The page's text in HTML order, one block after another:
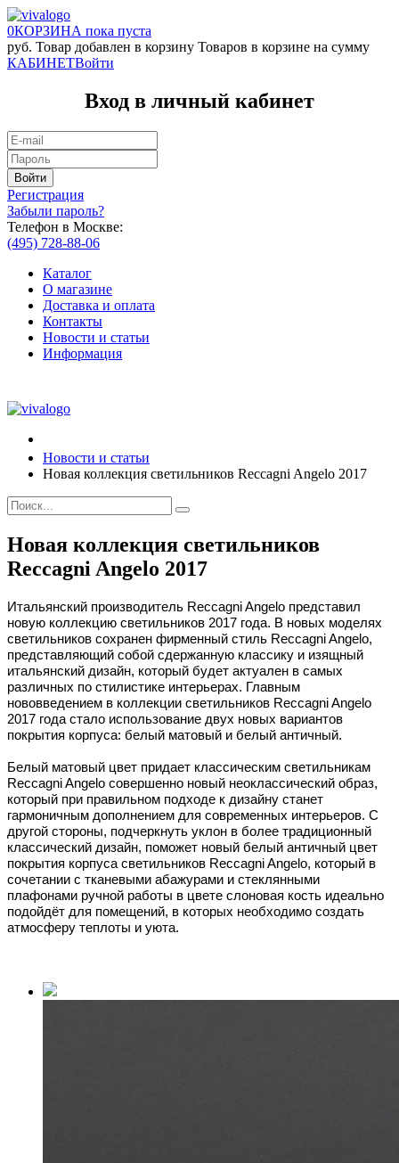
0КОРЗИНА пока пуста
руб. Товар добавлен в корзину Товаров в корзине на сумму
КАБИНЕТВойти
Вход в личный кабинет
Регистрация
Забыли пароль?
Телефон в Москве:
(495) 728-88-06
Каталог
О магазине
Доставка и оплата
Контакты
Новости и статьи
Информация
Новости и статьи
Новая коллекция светильников Reccagni Angelo 2017
Новая коллекция светильников
Reccagni Angelo 2017
Итальянский производитель Reccagni Angelo представил
новую коллекцию светильников 2017 года. В новых моделях
светильников сохранен фирменный стиль Reccagni Angelo,
представляющий собой сдержанную классику и изящный
итальянский дизайн, который будет актуален в самых
различных по стилистике интерьерах. Главным
нововведением в коллекции светильников Reccagni Angelo
2017 года стало использование двух новых вариантов
покрытия корпуса: белый матовый и белый античный.
Белый матовый цвет придает классическим светильникам
Reccagni Angelo совершенно новый неоклассический образ,
который при правильном подходе к дизайну станет
гармоничным дополнением для современных интерьеров. С
другой стороны, подчеркнуть уклон в более традиционный
классический дизайн, поможет новый белый античный цвет
покрытия корпуса светильников Reccagni Angelo, который в
сочетании с тканевыми абажурами и стеклянными
плафонами ручной работы в цвете слоновая кость идеально
подойдёт для помещений, в которых необходимо создать
атмосферу теплоты и уюта.